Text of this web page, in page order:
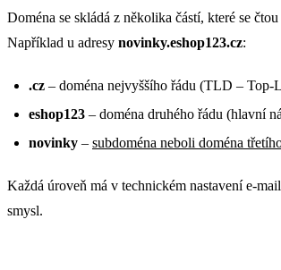
Doména se skládá z několika částí, které se
Například u adresy novinky.eshop123.cz:
.cz – doména nejvyššího řádu (TLD – Top-
eshop123 – doména druhého řádu (hlavní
novinky – subdoména neboli doména
Každá úroveň má v technickém nastavení e-
smysl.